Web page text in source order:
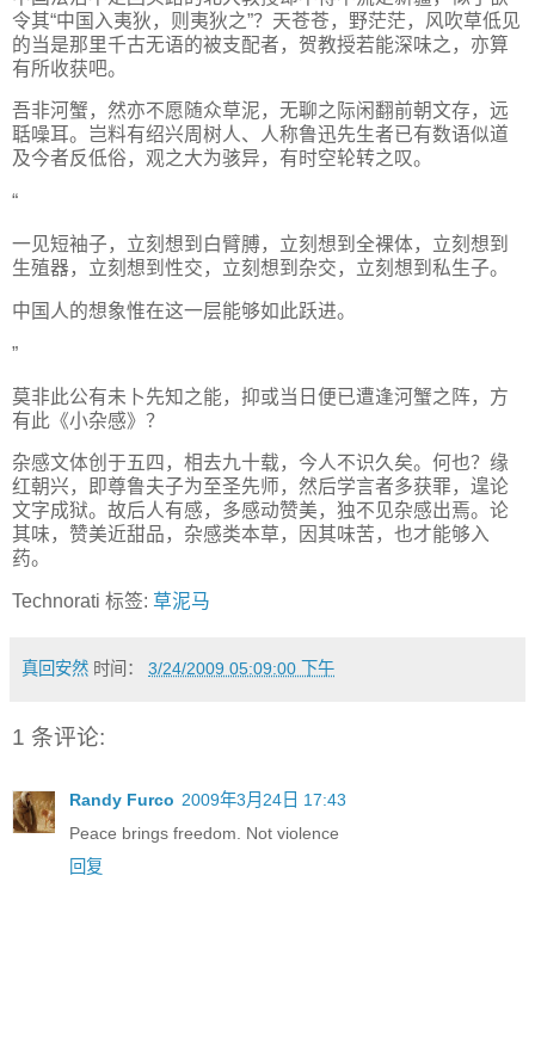
令其“中国入夷狄，则夷狄之”？天苍苍，野茫茫，风吹草低见
的当是那里千古无语的被支配者，贺教授若能深味之，亦算
有所收获吧。
吾非河蟹，然亦不愿随众草泥，无聊之际闲翻前朝文存，远
聒噪耳。岂料有绍兴周树人、人称鲁迅先生者已有数语似道
及今者反低俗，观之大为骇异，有时空轮转之叹。
“
一见短袖子，立刻想到白臂膊，立刻想到全裸体，立刻想到
生殖器，立刻想到性交，立刻想到杂交，立刻想到私生子。
中国人的想象惟在这一层能够如此跃进。
”
莫非此公有未卜先知之能，抑或当日便已遭逢河蟹之阵，方
有此《小杂感》？
杂感文体创于五四，相去九十载，今人不识久矣。何也？缘
红朝兴，即尊鲁夫子为至圣先师，然后学言者多获罪，遑论
文字成狱。故后人有感，多感动赞美，独不见杂感出焉。论
其味，赞美近甜品，杂感类本草，因其味苦，也才能够入
药。
Technorati 标签: 草泥马
真回安然 时间： 3/24/2009 05:09:00 下午
1 条评论:
Randy Furco 2009年3月24日 17:43
Peace brings freedom. Not violence
回复